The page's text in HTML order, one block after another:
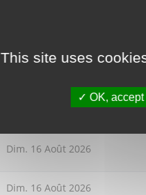
Dim. 16 Août 2026
Dim. 16 Août 2026
Dim. 16 Août 2026
This site uses
OK, accept